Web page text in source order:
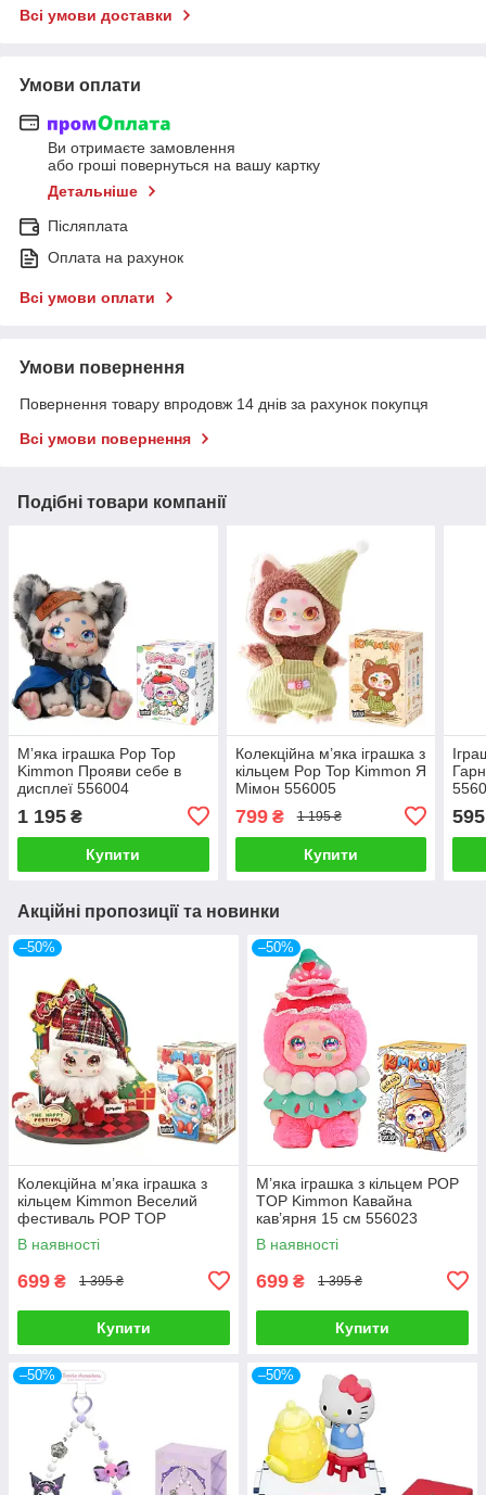
Всі умови доставки
Умови оплати
Ви отримаєте замовлення
або гроші повернуться на вашу картку
Детальніше
Післяплата
Оплата на рахунок
Всі умови оплати
Умови повернення
Повернення товару впродовж 14 днів за рахунок покупця
Всі умови повернення
Подібні товари компанії
Мʼяка іграшка Pop Top
Kimmon Прояви себе в
дисплеї 556004
1 195 ₴
Купити
Колекційна м’яка іграшка з
кільцем Pop Top Kimmon Я
Мімон 556005
799₴ 1 195 ₴
Купити
595
Акційні пропозиції та новинки
–50%
Колекційна м’яка іграшка з
кільцем Kimmon Веселий
фестиваль POP TOP
1983toys 556031
В наявності
699 ₴ 1 395 ₴
Купити
–50%
М’яка іграшка з кільцем POP
TOP Kimmon Кавайна
кав’ярня 15 см 556023
В наявності
699 ₴ 1 395 ₴
Купити
–50% –50%